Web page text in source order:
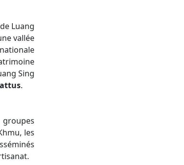
Luang
vallée
Sing
.
les